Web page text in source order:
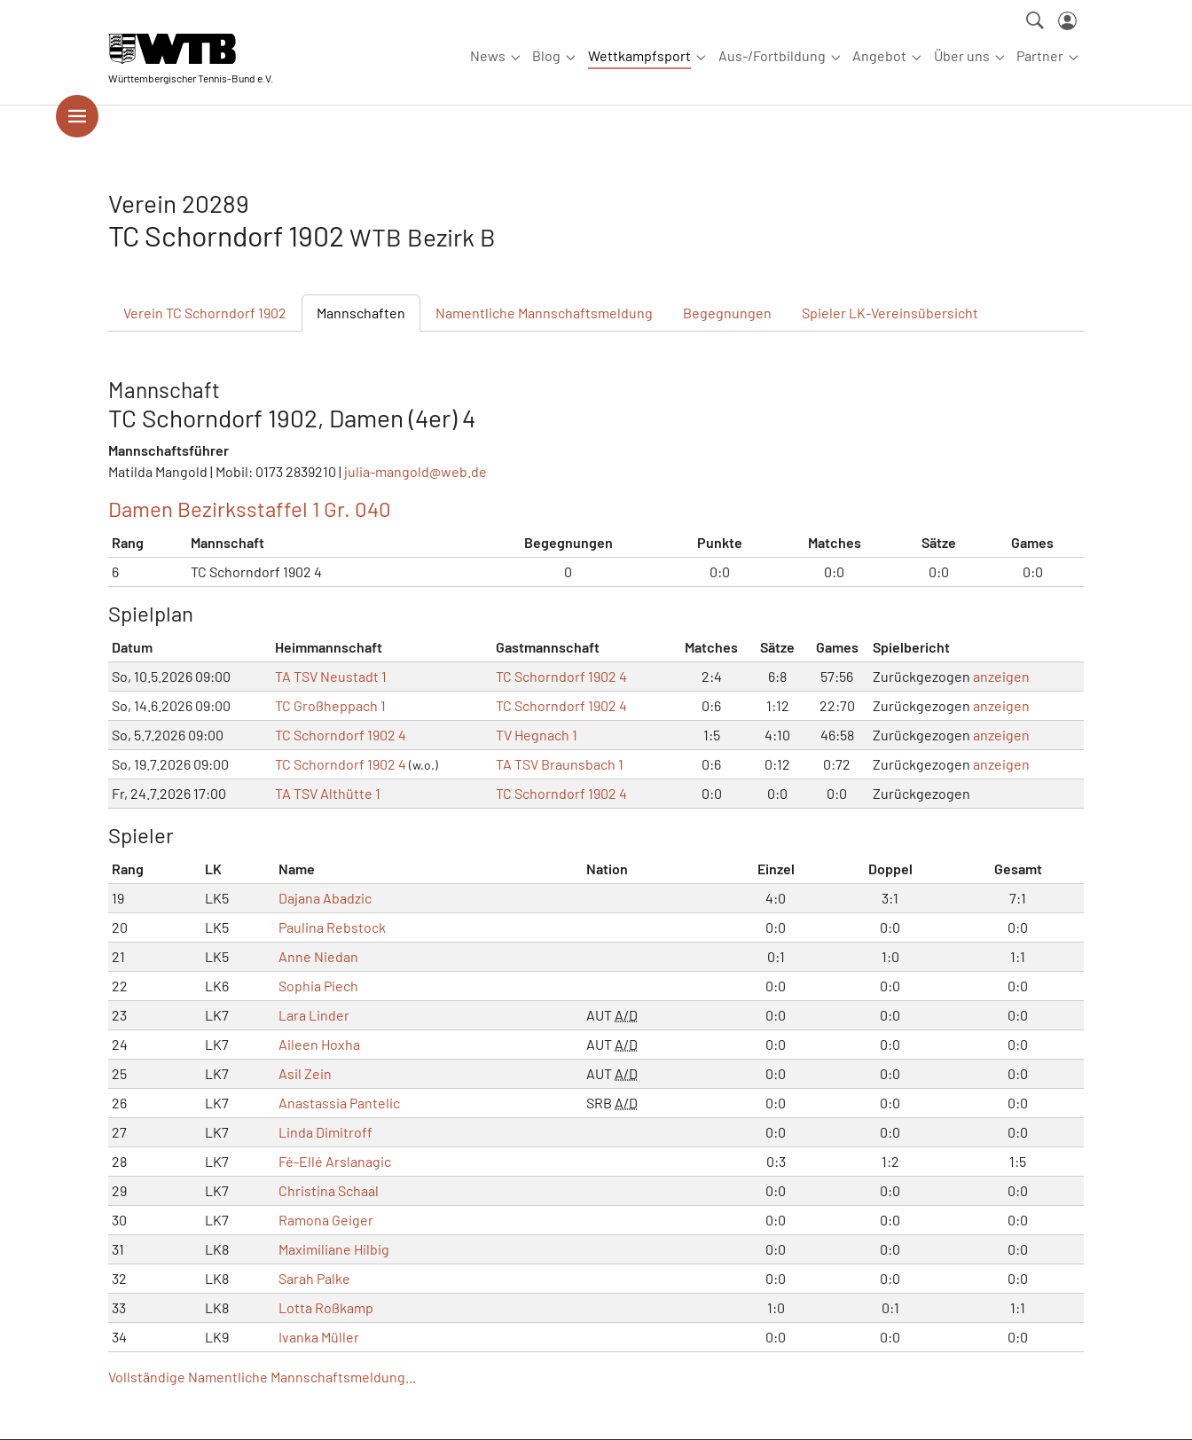
Württembergischer Tennis-Bund e.V.
News
Submenu for "News"
Blog
Submenu for "Blog"
Wettkampfsport
Submenu for "Wettkampfsport"
Aus-/Fortbildung
Submenu for "Aus-/Fortbildung"
Angebot
Submenu for "Angebot"
Über uns
Submenu for "Über uns"
Partner
Submenu for
Verein 20289
TC Schorndorf 1902 WTB Bezirk B
Verein TC Schorndorf 1902 Mannschaften Namentliche Mannschaftsmeldung Begegnungen Spieler LK-Vereinsübersicht
Mannschaft
TC Schorndorf 1902, Damen (4er) 4
Mannschaftsführer
Matilda Mangold | Mobil: 0173 2839210 | julia-mangold@web.de
Damen Bezirksstaffel 1 Gr. 040
Rang Mannschaft Begegnungen Punkte Matches Sätze
Games
6
TC Schorndorf 1902 4 0 0:0 0:0 0:0 0:0
Spielplan
Datum Heimmannschaft Gastmannschaft Matches Sätze Games
Spielbericht
So, 10.5.2026 09:00
TA TSV Neustadt 1 TC Schorndorf 1902 4 2:4 6:8 57:56 Zurückgezogen anzeigen
So, 14.6.2026 09:00
TC Großheppach 1 TC Schorndorf 1902 4 0:6 1:12 22:70 Zurückgezogen anzeigen
So, 5.7.2026 09:00
TC Schorndorf 1902 4 TV Hegnach 1 1:5 4:10 46:58 Zurückgezogen anzeigen
So, 19.7.2026 09:00
TC Schorndorf 1902 4 (w.o.) TA TSV Braunsbach 1 0:6 0:12 0:72 Zurückgezogen anzeigen
Fr, 24.7.2026 17:00
TA TSV Althütte 1 TC Schorndorf 1902 4 0:0 0:0 0:0 Zurückgezogen
Spieler
Rang LK Name Nation Einzel Doppel
Gesamt
19
LK5 Dajana Abadzic 4:0 3:1
7:1
20
LK5 Paulina Rebstock 0:0 0:0
0:0
21
LK5 Anne Niedan 0:1 1:0
1:1
22
LK6 Sophia Piech 0:0 0:0
0:0
23
LK7 Lara Linder AUT A/D 0:0 0:0
0:0
24
LK7 Aileen Hoxha AUT A/D 0:0 0:0
0:0
25
LK7 Asil Zein AUT A/D 0:0 0:0
0:0
26
LK7 Anastassia Pantelic SRB A/D 0:0 0:0
0:0
27
LK7 Linda Dimitroff 0:0 0:0
0:0
28
LK7 Fé-Ellé Arslanagic 0:3 1:2
1:5
29
LK7 Christina Schaal 0:0 0:0
0:0
30
LK7 Ramona Geiger 0:0 0:0
0:0
31
LK8 Maximiliane Hilbig 0:0 0:0
0:0
32
LK8 Sarah Palke 0:0 0:0
0:0
33
LK8 Lotta Roßkamp 1:0 0:1
1:1
34
LK9 Ivanka Müller 0:0 0:0 0:0
Vollständige Namentliche Mannschaftsmeldung...